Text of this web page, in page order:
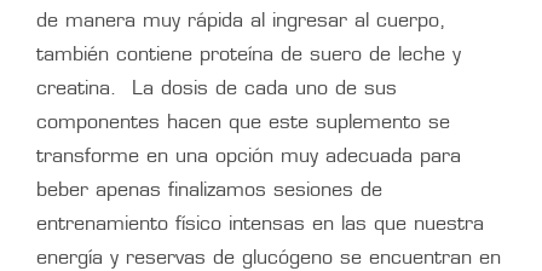
de manera muy rápida al ingresar al cuerpo,
también contiene proteína de suero de leche y
creatina. La dosis de cada uno de sus
componentes hacen que este suplemento se
transforme en una opción muy adecuada para
beber apenas finalizamos sesiones de
entrenamiento físico intensas en las que nuestra
energía y reservas de glucógeno se encuentran en